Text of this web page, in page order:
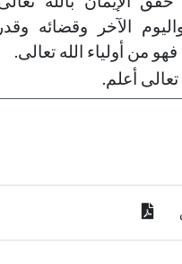
واليوم الآخر وقضائه
من أولياء الله تعالى.
تعالى أعلم.